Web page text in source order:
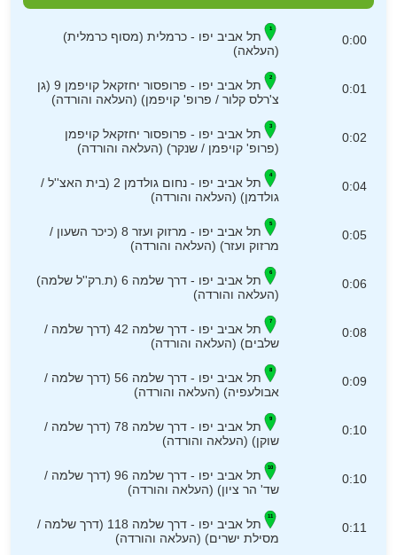
0:00
תל אביב יפו - כרמלית (מסוף כרמלית)
(העלאה)
0:01
תל אביב יפו - פרופסור יחזקאל קויפמן 9 (גן
צ'רלס קלור / פרופ' קויפמן) (העלאה והורדה)
0:02
תל אביב יפו - פרופסור יחזקאל קויפמן
(פרופ' קויפמן / שנקר) (העלאה והורדה)
0:04
תל אביב יפו - נחום גולדמן 2 (בית האצ''ל /
גולדמן) (העלאה והורדה)
0:05
תל אביב יפו - מרזוק ועזר 8 (כיכר השעון /
מרזוק ועזר) (העלאה והורדה)
0:06
תל אביב יפו - דרך שלמה 6 (ת.רק''ל שלמה)
(העלאה והורדה)
0:08
תל אביב יפו - דרך שלמה 42 (דרך שלמה /
שלבים) (העלאה והורדה)
0:09
תל אביב יפו - דרך שלמה 56 (דרך שלמה /
אבולעפיה) (העלאה והורדה)
0:10
תל אביב יפו - דרך שלמה 78 (דרך שלמה /
שוקן) (העלאה והורדה)
0:10
תל אביב יפו - דרך שלמה 96 (דרך שלמה /
שד' הר ציון) (העלאה והורדה)
0:11
תל אביב יפו - דרך שלמה 118 (דרך שלמה /
מסילת ישרים) (העלאה והורדה)